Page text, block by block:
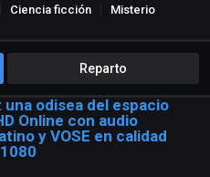
Ciencia ficción Misterio
Reparto
odisea del espacio
Online con audio
y VOSE en calidad